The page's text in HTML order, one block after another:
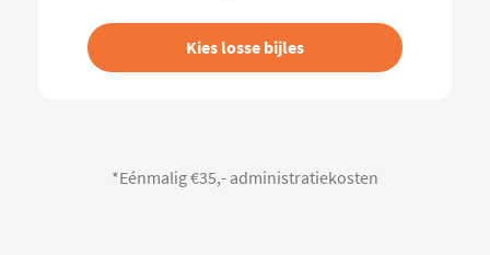
Kies losse bijles
*Eénmalig €35,- administratiekosten